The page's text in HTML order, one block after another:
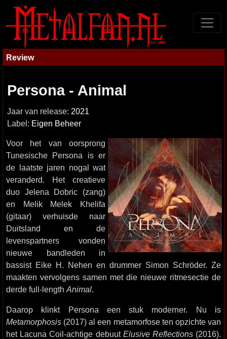
Review
Persona - Animal
Jaar van release: 2021
Label: Eigen Beheer
Voor het van oorsprong
Tunesische Persona is er
de laatste jaren nogal wat
veranderd. Het creatieve
duo Jelena Dobric (zang)
en Melik Melek Khelifa
(gitaar) verhuisde naar
Duitsland en de
levenspartners vonden
nieuwe bandleden in
bassist Eike H. Nehen en drummer Simon Schröder. Ze
maakten vervolgens samen met die nieuwe ritmesectie de
derde full-length Animal.
Daarop klinkt Persona een stuk moderner. Nu is
Metamorphosis (2017) al een metamorfose ten opzichte van
het Lacuna Coil-achtige debuut Elusive Reflections(2016).